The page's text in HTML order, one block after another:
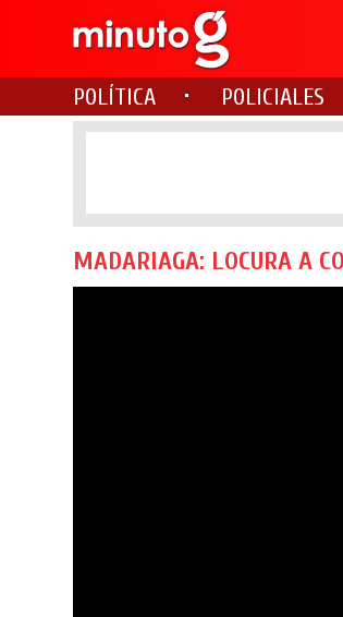
POLÍTICA POLICIALES
MADARIAGA: LOCURA A